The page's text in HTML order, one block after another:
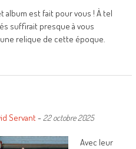
est fait pour vous ! À tel
suffirait presque à vous
une relique de cette époque.
Servant- 22 octobre 2025
Avec leur